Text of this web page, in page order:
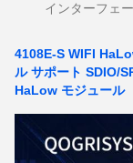
インターフェ
4108E-S WIFI
ル サポート SDIO/
HaLow モジュール